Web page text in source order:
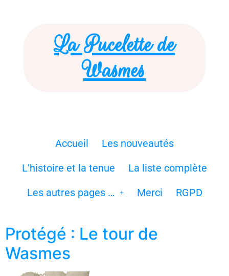
La Pucelette de
Wasmes
Accueil
Les nouveautés
L’histoire et la tenue
La liste complète
Les autres pages …
Merci RGPD
Protégé : Le tour de
Wasmes